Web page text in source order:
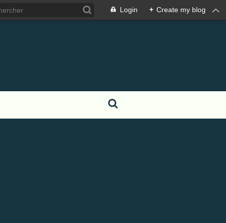
Login + Create my blog